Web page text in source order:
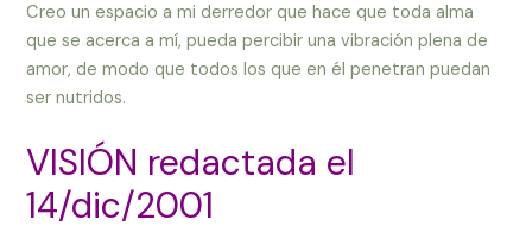
Creo un espacio a mi derredor que hace que toda alma
que se acerca a mí, pueda percibir una vibración plena de
amor, de modo que todos los que en él penetran puedan
ser nutridos.
VISIÓN redactada el
14/dic/2001